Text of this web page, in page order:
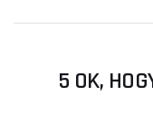
5 OK,